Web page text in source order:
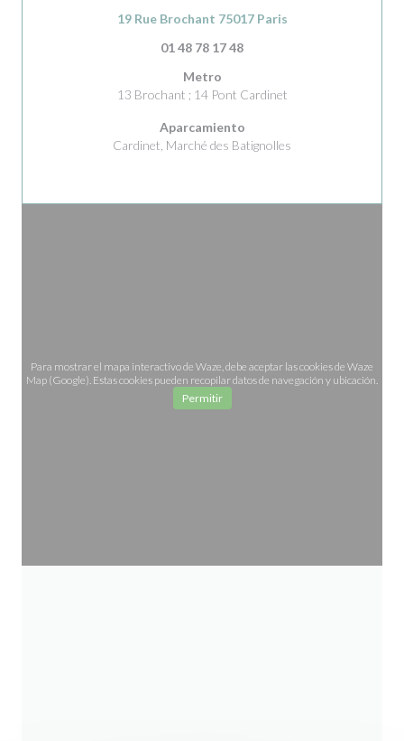
19 Rue Brochant 75017 Paris((abre en una
01 48 78 17 48
Metro
13 Brochant ; 14 Pont Cardinet
Aparcamiento
Cardinet, Marché des Batignolles
Para mostrar el mapa interactivo de Waze, debe aceptar las cookies de Waze
Map (Google). Estas cookies pueden recopilar datos de navegación y ubicación.
Permitir